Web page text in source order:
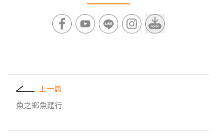
上一篇
魚之鄉魚麵行